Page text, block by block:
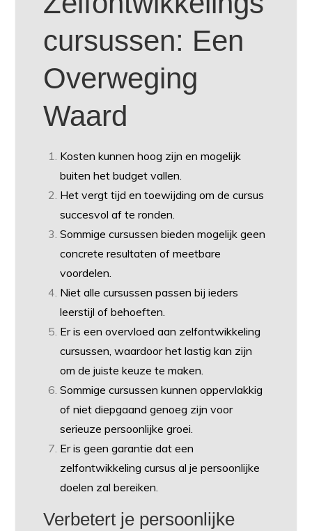
cursussen: Een
Overweging
Waard
Kosten kunnen hoog zijn en mogelijk
buiten het budget vallen.
Het vergt tijd en toewijding om de cursus
succesvol af te ronden.
Sommige cursussen bieden mogelijk geen
concrete resultaten of meetbare
voordelen.
Niet alle cursussen passen bij ieders
leerstijl of behoeften.
Er is een overvloed aan zelfontwikkeling
cursussen, waardoor het lastig kan zijn
om de juiste keuze te maken.
Sommige cursussen kunnen oppervlakkig
of niet diepgaand genoeg zijn voor
serieuze persoonlijke groei.
Er is geen garantie dat een
zelfontwikkeling cursus al je persoonlijke
doelen zal bereiken.
Verbetert je persoonlijke